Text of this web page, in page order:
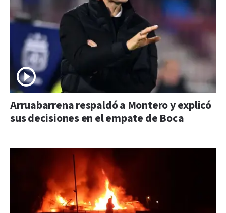
Arruabarrena respaldó a Montero y explicó
sus decisiones en el empate de Boca